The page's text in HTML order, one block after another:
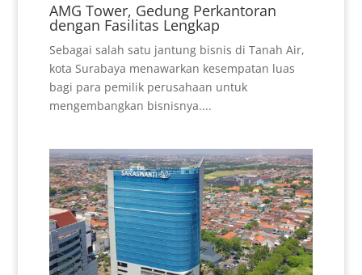
AMG Tower, Gedung Perkantoran
dengan Fasilitas Lengkap
Sebagai salah satu jantung bisnis di Tanah Air,
kota Surabaya menawarkan kesempatan luas
bagi para pemilik perusahaan untuk
mengembangkan bisnisnya....